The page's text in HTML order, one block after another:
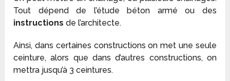
Tout dépend de l’étude béton armé ou des
instructions de l’architecte.
Ainsi, dans certaines constructions on met une seule
ceinture, alors que dans d’autres constructions, on
mettra jusqu’à 3 ceintures.